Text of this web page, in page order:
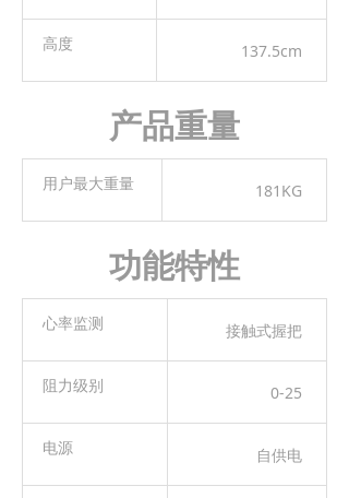
高度 137.5cm
产品重量
用户最大重量 181KG
功能特性
心率监测 接触式握把
阻力级别 0-25
电源 自供电